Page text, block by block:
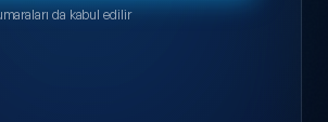
da kabul edilir